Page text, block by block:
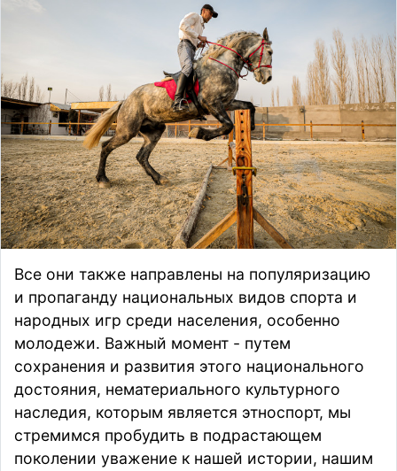
Все они также направлены на популяризацию
и пропаганду национальных видов спорта и
народных игр среди населения, особенно
молодежи. Важный момент - путем
сохранения и развития этого национального
достояния, нематериального культурного
наследия, которым является этноспорт, мы
стремимся пробудить в подрастающем
поколении уважение к нашей истории, нашим